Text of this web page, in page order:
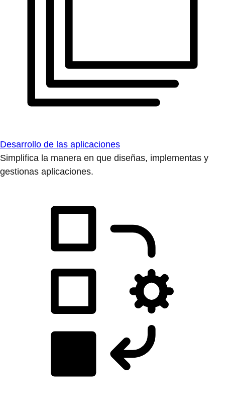
Desarrollo de las aplicaciones
Simplifica la manera en que diseñas, implementas y
gestionas aplicaciones.